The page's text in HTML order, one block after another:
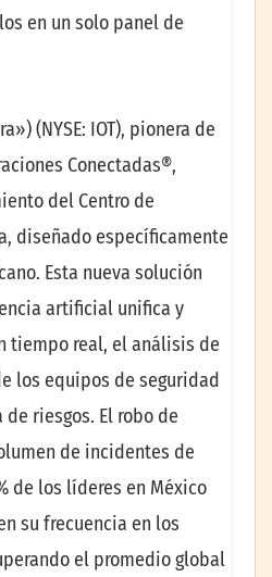
en un solo panel de
(NYSE: IOT), pionera de
Conectadas®,
del Centro de
diseñado específicamente
Esta nueva solución
artificial unifica y
tiempo real, el análisis de
los equipos de seguridad
riesgos. El robo de
de incidentes de
de los líderes en México
su frecuencia en los
el promedio global